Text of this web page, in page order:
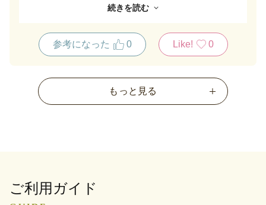
川園さんのお茶を飲んでいました。
話注文をしていましたが、昨年末頃からは
私がネット注文しています。これからも、ずっと永く
続きを読む
参考になった 0 Like! 0
もっと見る
ご利用ガイド